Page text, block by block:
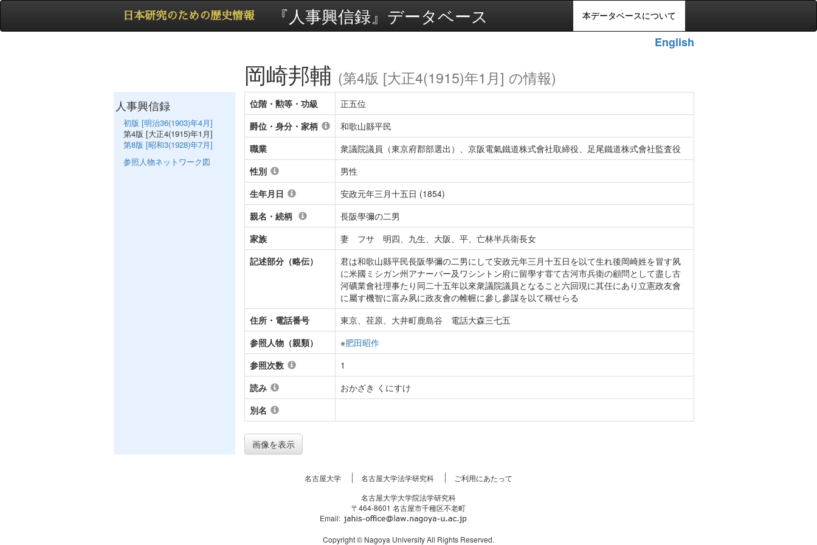
本データベースについて
日本研究のための歴史情報 『人事興信録』データベース
English
岡崎邦輔 (第4版 [大正4(1915)年1月] の情報)
位階・勲等・功級
正五位
爵位・身分・家柄
和歌山縣平民
職業
衆議院議員（東京府郡部選出）、京阪電氣鐵道株式會社取締役、足尾鐵道株式會社監査役
性別
男性
生年月日
安政元年三月十五日 (1854)
親名・続柄
長阪學彌の二男
家族
妻 フサ 明四、九生、大阪、平、亡林半兵衛長女
記述部分（略伝）
君は和歌山縣平民長阪學彌の二男にして安政元年三月十五日を以て生れ後岡崎姓を冒す夙
に米國ミシガン州アナーバー及ワシントン府に留學す甞て古河市兵衛の顧問として盡し古
河礦業會社理事たり同二十五年以來衆議院議員となること六回現に其任にあり立憲政友會
に屬す機智に富み夙に政友會の帷幄に參し參謀を以て稱せらる
住所・電話番号
東京、荏原、大井町鹿島谷 電話大森三七五
参照人物（親類）
※肥田昭作
参照次数
1
読み
おかざき くにすけ
別名
画像を表示
人事興信録
初版 [明治36(1903)年4月]
第4版 [大正4(1915)年1月]
第8版 [昭和3(1928)年7月]
参照人物ネットワーク図
名古屋大学 名古屋大学法学研究科
ご利用にあたって
名古屋大学大学院法学研究科
〒464-8601 名古屋市千種区不老町
Email:
Copyright © Nagoya University All Rights Reserved.